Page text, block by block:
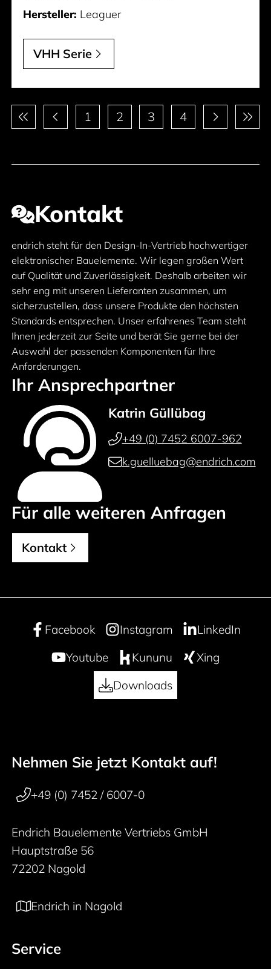
Hersteller: Leaguer
VHH Serie
Paginierung 1 2 3 4
Kontakt
endrich steht für den Design-In-Vertrieb hochwertiger
elektronischer Bauelemente. Wir legen großen Wert
auf Qualität und Zuverlässigkeit. Deshalb arbeiten wir
sehr eng mit unseren Lieferanten zusammen, um
sicherzustellen, dass unsere Produkte den höchsten
Standards entsprechen. Unser erfahrenes Team steht
Ihnen jederzeit zur Seite und berät Sie gerne bei der
Auswahl der passenden Komponenten für Ihre
Anforderungen.
Ihr Ansprechpartner
Katrin Güllübag
+49 (0) 7452 6007-962
k.guelluebag@endrich.com
Für alle weiteren Anfragen
Kontakt
Facebook Instagram
LinkedIn
Youtube
Kununu
Xing
Downloads
50 years
Footer navigation
Nehmen Sie jetzt Kontakt auf!
+49 (0) 7452 / 6007-0
Endrich Bauelemente Vertriebs GmbH
Hauptstraße 56
72202 Nagold
Endrich in Nagold
Service